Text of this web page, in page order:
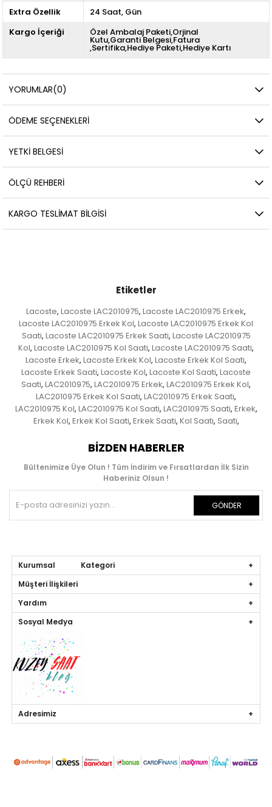
Extra Özellik
24 Saat Gün
Kargo İçeriği
Özel Ambalaj Paketi,Orjinal
Kutu,Garanti Belgesi,Fatura
,Sertifika,Hediye Paketi,Hediye Kartı
YORUMLAR(0)
ÖDEME SEÇENEKLERI
YETKİ BELGESİ
ÖLÇÜ REHBERI
KARGO TESLIMAT BILGISI
Etiketler
Lacoste, Lacoste LAC2010975, Lacoste LAC2010975 Erkek,
Lacoste LAC2010975 Erkek Kol, Lacoste LAC2010975 Erkek Kol
Saati, Lacoste LAC2010975 Erkek Saati, Lacoste LAC2010975
Kol, Lacoste LAC2010975 Kol Saati, Lacoste LAC2010975 Saati,
Lacoste Erkek, Lacoste Erkek Kol, Lacoste Erkek Kol Saati,
Lacoste Erkek Saati, Lacoste Kol, Lacoste Kol Saati, Lacoste
Saati, LAC2010975, LAC2010975 Erkek, LAC2010975 Erkek Kol,
LAC2010975 Erkek Kol Saati, LAC2010975 Erkek Saati,
LAC2010975 Kol, LAC2010975 Kol Saati, LAC2010975 Saati, Erkek,
Erkek Kol, Erkek Kol Saati, Erkek Saati, Kol Saati, Saati,
BIZDEN HABERLER
Bültenimize Üye Olun ! Tüm İndirim ve Fırsatlardan İlk Sizin
Haberiniz Olsun !
GÖNDER
Kurumsal Kategori
Müşteri İlişkileri
Yardım
Sosyal Medya
Adresimiz